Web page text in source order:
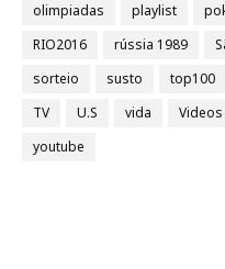
olimpiadas
playlist
RIO2016
rússia 1989
sorteio
susto top100
TV
U.S vida Videos
youtube